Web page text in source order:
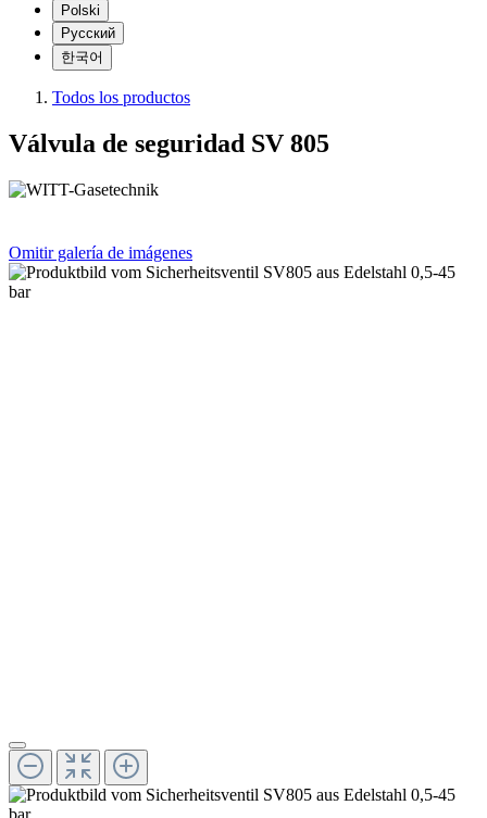
Polski
Русский
한국어
Todos los productos
Válvula de seguridad SV 805
Omitir galería de imágenes